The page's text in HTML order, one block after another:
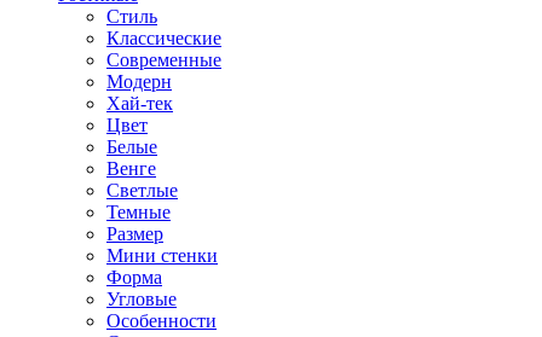
Стиль
Классические
Современные
Модерн
Хай-тек
Цвет
Белые
Венге
Светлые
Темные
Размер
Мини стенки
Форма
Угловые
Особенности